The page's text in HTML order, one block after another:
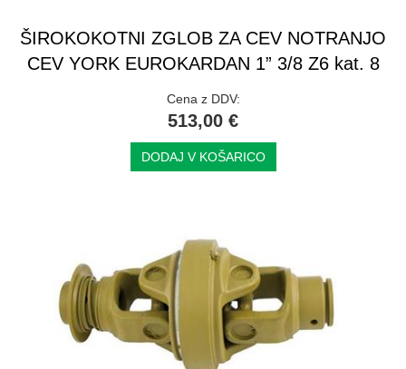
ŠIROKOKOTNI ZGLOB ZA CEV NOTRANJO
CEV YORK EUROKARDAN 1” 3/8 Z6 kat. 8
Cena z DDV:
513,00 €
DODAJ V KOŠARICO